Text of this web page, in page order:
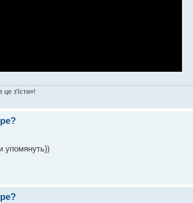
це з'їсти»!
упомянуть))